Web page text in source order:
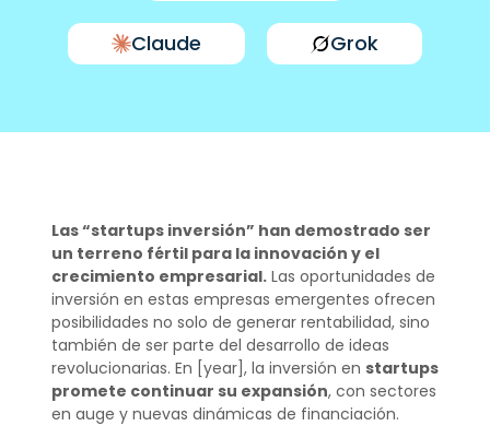
Claude Grok
Las “startups inversión” han demostrado ser
un terreno fértil para la innovación y el
crecimiento empresarial.Las oportunidades de
inversión en estas empresas emergentes ofrecen
posibilidades no solo de generar rentabilidad, sino
también de ser parte del desarrollo de ideas
revolucionarias. En [year], la inversión en startups
promete continuar su expansión, con sectores
en auge y nuevas dinámicas de financiación.